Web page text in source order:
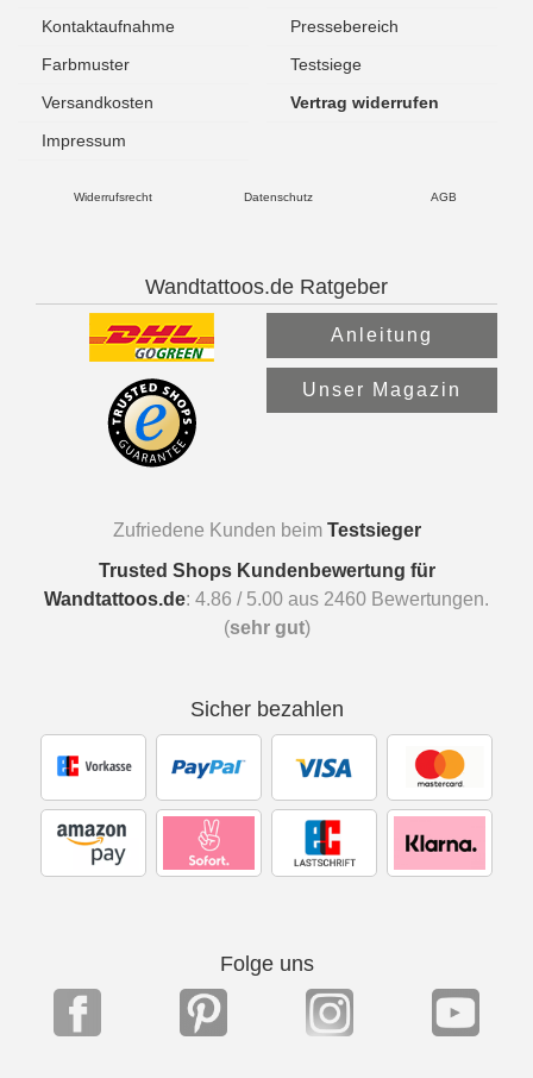
Kontaktaufnahme
Pressebereich
Farbmuster
Testsiege
Versandkosten
Vertrag widerrufen
Impressum
Widerrufsrecht Datenschutz AGB
Wandtattoos.de Ratgeber
Anleitung
Unser Magazin
Zufriedene Kunden beim Testsieger
Trusted Shops Kundenbewertung für
Wandtattoos.de: 4.86 / 5.00 aus 2460 Bewertungen.
(sehr gut)
Sicher bezahlen
Folge uns